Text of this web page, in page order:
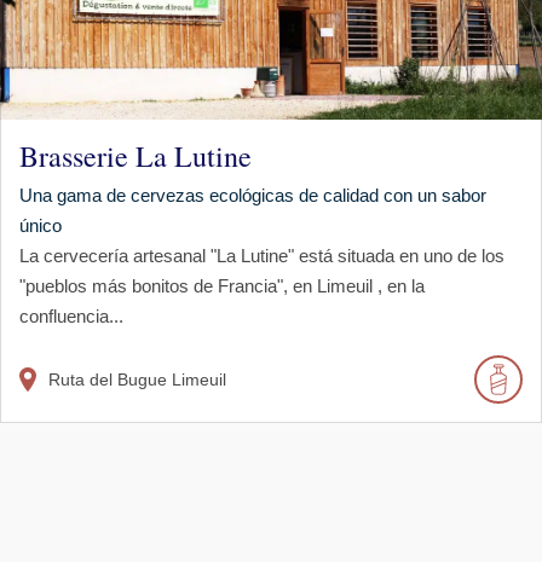
Brasserie La Lutine
Una gama de cervezas ecológicas de calidad con un sabor
único
La cervecería artesanal "La Lutine" está situada en uno de los
"pueblos más bonitos de Francia", en Limeuil , en la
confluencia...
Ruta del Bugue Limeuil